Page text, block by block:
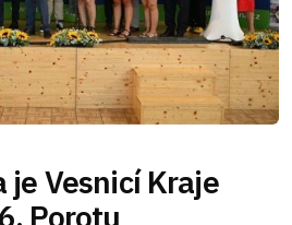
je Vesnicí Kraje